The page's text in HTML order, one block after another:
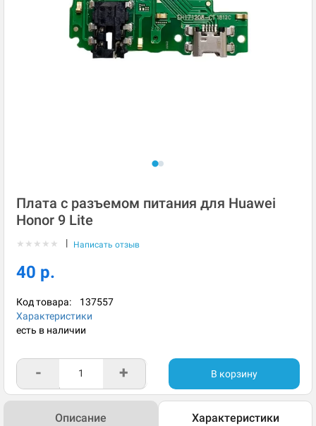
Плата с разъемом питания для Huawei
Honor 9 Lite
★ ★ ★ ★ ★ | Написать отзыв
40 р.
Код товара: 137557
Характеристики
есть в наличии
- + В корзину
Описание Характеристики